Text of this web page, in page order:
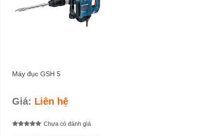
Máy đục GSH 5
Giá: Liên hệ
Chưa có đánh giá